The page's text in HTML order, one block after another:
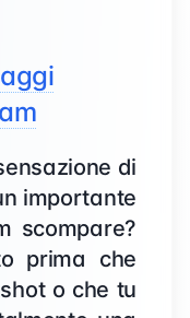
di
importante
scompare?
prima che
o che tu